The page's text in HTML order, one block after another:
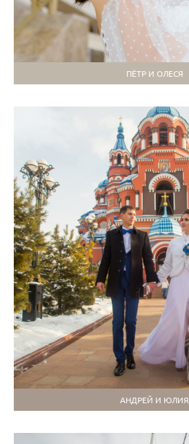
ПЁТР И ОЛЕСЯ
АНДРЕЙ И ЮЛИЯ